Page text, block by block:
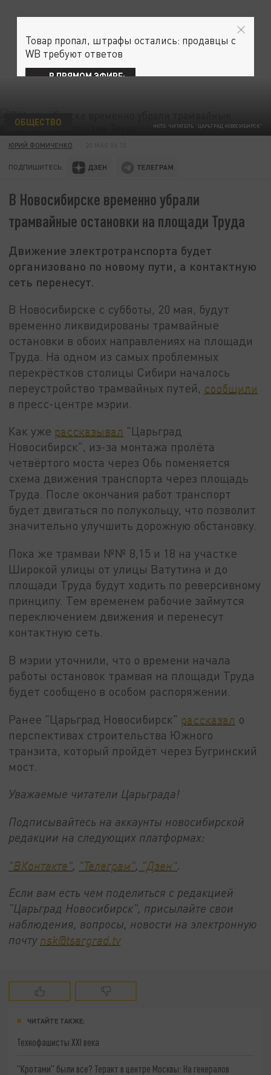
ФОТО: ЧИТАТЕЛЬ "ЦАРЬГРАД НОВОСИБИРСК"
ОБЩЕСТВО
ЮРИЙ ФОМИЧЕНКО
ПОДПИШИТЕСЬ:
В Новосибирске временно убрали
трамвайные остановки на площади Труда
Движение электротранспорта будет
организовано по новому пути, а контактную
сеть перенесут.
В Новосибирске с субботы, 20 мая, будут
временно ликвидированы трамвайные
остановки в обоих направлениях на площади
Труда. На одном из самых проблемных
перекрёстков столицы Сибири началось
переустройство трамвайных путей, сообщили
в пресс-центре мэрии.
Как уже рассказывал "Царьград
Новосибирск", из-за монтажа пролёта
четвёртого моста через Обь поменяется
схема движения транспорта через площадь
Труда. После окончания работ транспорт
будет двигаться по полукольцу, что позволит
значительно улучшить дорожную обстановку.
Пока же трамваи №№ 8,15 и 18 на участке
Широкой улицы от улицы Ватутина и до
площади Труда будут ходить по реверсивному
принципу. Тем временем рабочие займутся
переключением движения и перенесут
контактную сеть.
В мэрии уточнили, что о времени начала
работы остановок трамвая на площади Труда
будет сообщено в особом распоряжении.
Ранее "Царьград Новосибирск" рассказал о
перспективах строительства Южного
транзита, который пройдёт через Бугринский
мост.
Уважаемые читатели Царьграда!
Подписывайтесь на аккаунты новосибирской
редакции на следующих платформах:
"ВКонтакте" "Телеграм" "Дзен"
Если вам есть чем поделиться с редакцией
"Царьград Новосибирск", присылайте свои
наблюдения, вопросы, новости на электронную
почту nsk@tsargrad.tv
ЧИТАЙТЕ ТАКЖЕ:
Технофашисты XXI века
"Кротами" были все? Теракт в центре Москвы: На генералов
Товар пропал, штрафы остались: продавцы с
WB требуют ответов
В ПРЯМОМ ЭФИРЕ: